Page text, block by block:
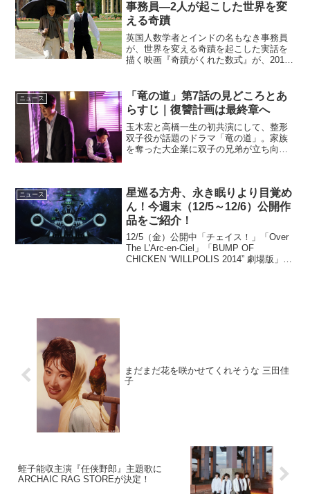
事務員―2人が起こした世界を変
える奇蹟
英国人数学者とインドの名もなき事務員
が、世界を変える奇蹟を起こした実話を
描く映画『奇蹟がくれた数式』が、2016
公開決定1914年、英国。ケンブリッジ大
学の数学者ハー...
ニュース
「竜の道」第7話の見どころとあ
らすじ｜復讐計画は最終章へ
玉木宏と高橋一生の初共演にして、整形
双子役が話題のドラマ「竜の道」。家族
を奪った大企業に双子の兄弟が立ち向か
（遠藤憲一）を殺人者...
ニュース
星巡る方舟、永き眠りより目覚め
ん！今週末（12/5～12/6）公開作
品をご紹介！
12/5（金）公開中「チェイス！」「Over
The L'Arc-en-Ciel」「BUMP OF
CHICKEN “WILLPOLIS 2014” 劇場版」
まだまだ花を咲かせてくれそうな 三田佳
子
蛭子能収主演『任侠野郎』主題歌に
ARCHAIC RAG STOREが決定！